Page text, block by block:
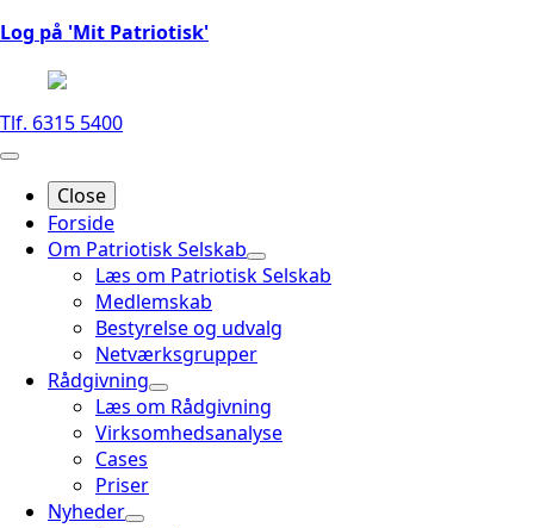
Log på 'Mit Patriotisk'
Tlf. 6315 5400
Close
Forside
Om Patriotisk Selskab
Læs om Patriotisk Selskab
Medlemskab
Bestyrelse og udvalg
Netværksgrupper
Rådgivning
Læs om Rådgivning
Virksomhedsanalyse
Cases
Priser
Nyheder